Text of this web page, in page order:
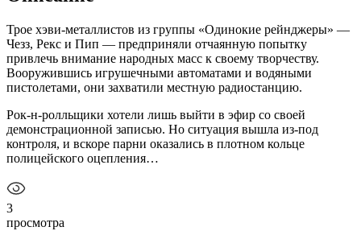
Трое хэви-металлистов из группы «Одинокие рейнджеры» —
Чезз, Рекс и Пип — предприняли отчаянную попытку
привлечь внимание народных масс к своему творчеству.
Вооружившись игрушечными автоматами и водяными
пистолетами, они захватили местную радиостанцию.
Рок-н-ролльщики хотели лишь выйти в эфир со своей
демонстрационной записью. Но ситуация вышла из-под
контроля, и вскоре парни оказались в плотном кольце
полицейского оцепления…
3
просмотра